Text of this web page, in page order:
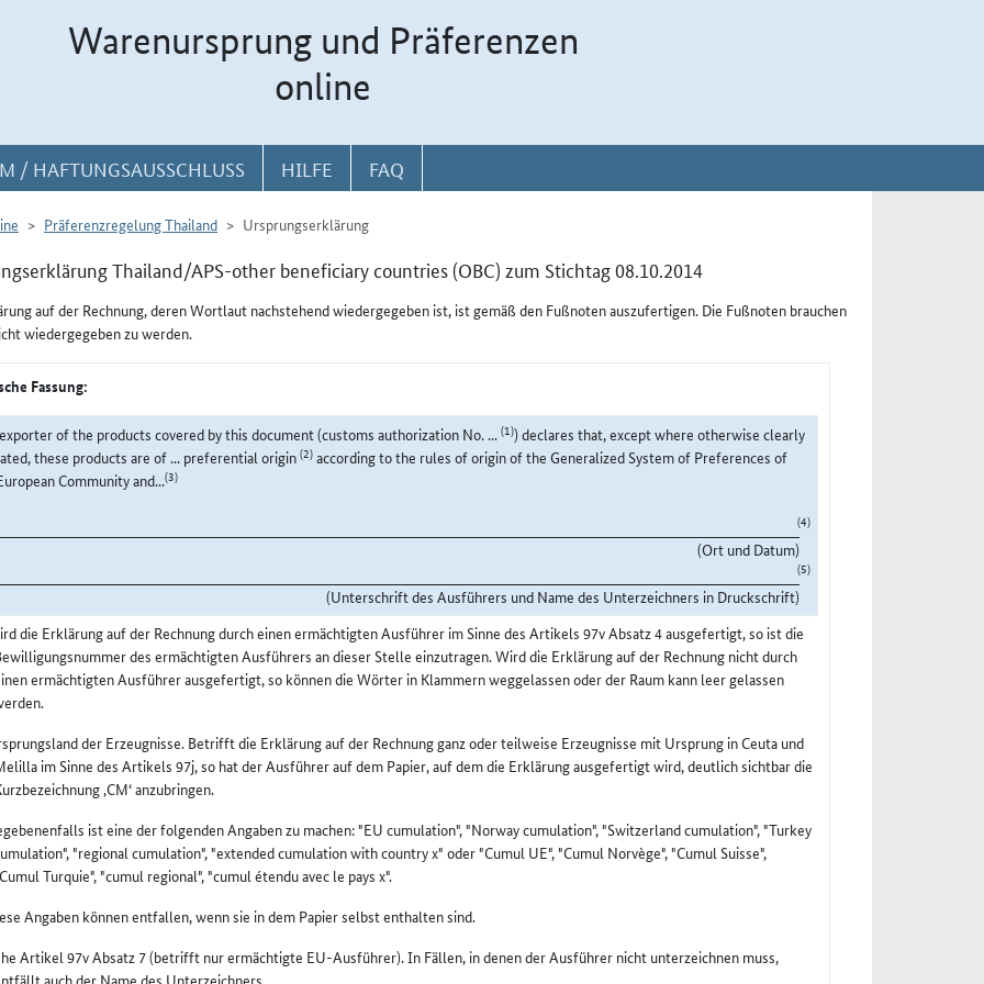
Warenursprung und Präferenzen
online
/ HAFTUNGSAUSSCHLUSS HILFE FAQ
Präferenzregelung Thailand Ursprungserklärung
Thailand/APS-other beneficiary countries (OBC) zum Stichtag 08.10.2014
auf der Rechnung, deren Wortlaut nachstehend wiedergegeben ist, ist gemäß den Fußnoten auszufertigen. Die Fußnoten brauchen
wiedergegeben zu werden.
Fassung:
of the products covered by this document (customs authorization No. ...(1)) declares that, except where otherwise clearly
these products are of ... preferential origin(2)according to the rules of origin of the Generalized System of Preferences of
Community and...(3)
(4)
(Ort und Datum)
(5)
(Unterschrift des Ausführers und Name des Unterzeichners in Druckschrift)
die Erklärung auf der Rechnung durch einen ermächtigten Ausführer im Sinne des Artikels 97v Absatz 4 ausgefertigt, so ist die
des ermächtigten Ausführers an dieser Stelle einzutragen. Wird die Erklärung auf der Rechnung nicht durch
ermächtigten Ausführer ausgefertigt, so können die Wörter in Klammern weggelassen oder der Raum kann leer gelassen
der Erzeugnisse. Betrifft die Erklärung auf der Rechnung ganz oder teilweise Erzeugnisse mit Ursprung in Ceuta und
im Sinne des Artikels 97j, so hat der Ausführer auf dem Papier, auf dem die Erklärung ausgefertigt wird, deutlich sichtbar die
‚CM‘ anzubringen.
ist eine der folgenden Angaben zu machen: "EU cumulation", "Norway cumulation", "Switzerland cumulation", "Turkey
"regional cumulation", "extended cumulation with country x" oder "Cumul UE", "Cumul Norvège", "Cumul Suisse",
Turquie", "cumul regional", "cumul étendu avec le pays x".
Angaben können entfallen, wenn sie in dem Papier selbst enthalten sind.
Artikel 97v Absatz 7 (betrifft nur ermächtigte EU-Ausführer). In Fällen, in denen der Ausführer nicht unterzeichnen muss,
auch der Name des Unterzeichners.